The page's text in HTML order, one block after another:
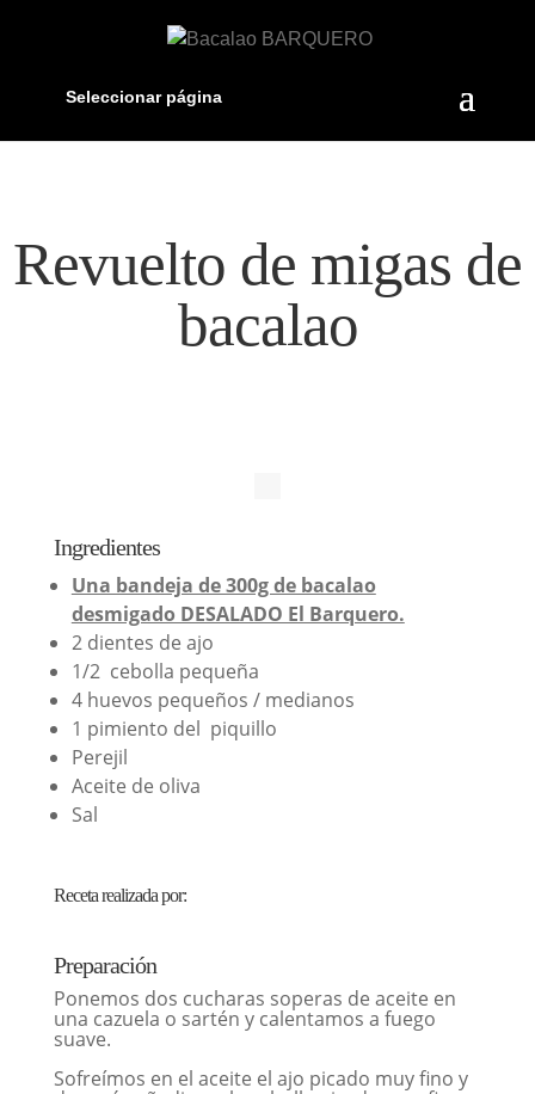
Seleccionar página
Revuelto de migas de
bacalao
Ingredientes
Una bandeja de 300g de bacalao
desmigado DESALADO El Barquero.
2 dientes de ajo
1/2 cebolla pequeña
4 huevos pequeños / medianos
1 pimiento del piquillo
Perejil
Aceite de oliva
Sal
Receta realizada por:
Preparación
Ponemos dos cucharas soperas de aceite en
una cazuela o sartén y calentamos a fuego
suave.
Sofreímos en el aceite el ajo picado muy fino y